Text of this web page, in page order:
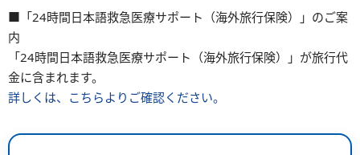
■「24時間日本語救急医療サポート（海外旅行保険）」のご案
内
「24時間日本語救急医療サポート（海外旅行保険）」が旅行代
金に含まれます。
詳しくは、こちらよりご確認ください。